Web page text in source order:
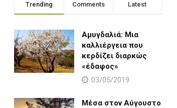
Trending Comments Latest
Αμυγδαλιά: Μια
καλλιέργεια που
κερδίζει διαρκώς
«έδαφος»
03/05/2019
Μέσα στον Αύγουστο